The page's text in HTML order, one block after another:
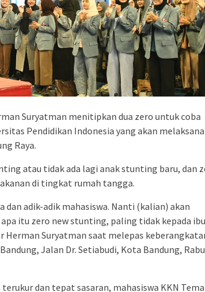
Suryatman menitipkan dua zero untuk coba
Pendidikan Indonesia yang akan
Raya.
atau tidak ada lagi anak stunting baru, dan
di tingkat rumah tangga.
dan adik-adik mahasiswa. Nanti (kalian) akan
itu zero new stunting, paling tidak kepada
Herman Suryatman saat melepas
Jalan Dr. Setiabudi, Kota Bandung, Rabu
dan tepat sasaran, mahasiswa KKN